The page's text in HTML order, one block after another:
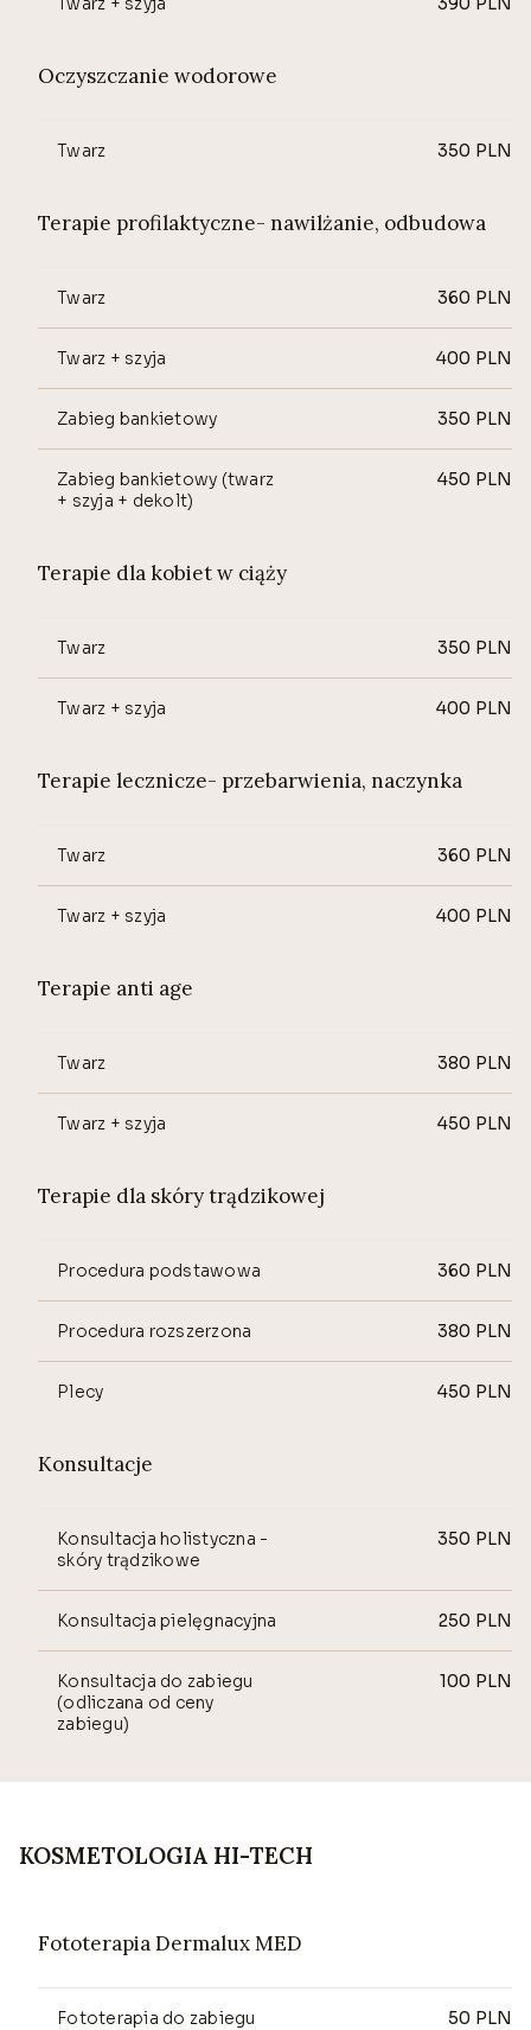
Oczyszczanie wodorowe
Twarz 350 PLN
Terapie profilaktyczne- nawilżanie, odbudowa
Twarz 360 PLN
Twarz + szyja 400 PLN
Zabieg bankietowy 350 PLN
Zabieg bankietowy (twarz
+ szyja + dekolt)
450 PLN
Terapie dla kobiet w ciąży
Twarz 350 PLN
Twarz + szyja 400 PLN
Terapie lecznicze- przebarwienia, naczynka
Twarz 360 PLN
Twarz + szyja 400 PLN
Terapie anti age
Twarz 380 PLN
Twarz + szyja 450 PLN
Terapie dla skóry trądzikowej
Procedura podstawowa 360 PLN
Procedura rozszerzona 380 PLN
Plecy 450 PLN
Konsultacje
Konsultacja holistyczna -
skóry trądzikowe
350 PLN
Konsultacja pielęgnacyjna 250 PLN
Konsultacja do zabiegu
(odliczana od ceny
zabiegu)
100 PLN
KOSMETOLOGIA HI-TECH
Fototerapia Dermalux MED
Fototerapia do zabiegu 50 PLN